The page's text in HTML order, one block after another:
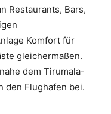
Restaurants, Bars,
Komfort für
gleichermaßen.
dem Tirumala-
den Flughafen bei.